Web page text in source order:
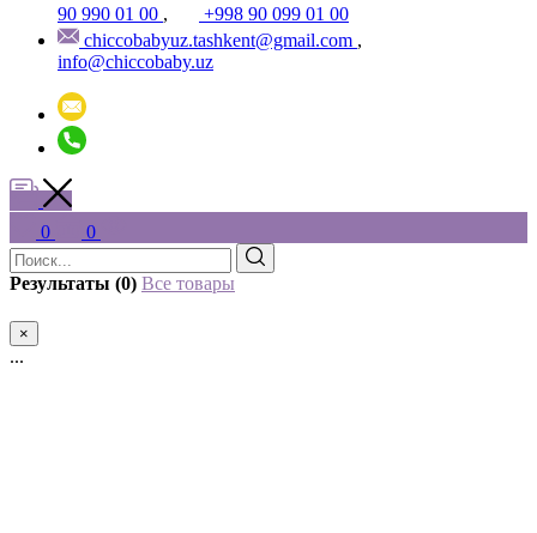
90 990 01 00 ,
+998 90 099 01 00
chiccobabyuz.tashkent@gmail.com ,
info@chiccobaby.uz
0 0
Результаты (0) Все товары
×
...